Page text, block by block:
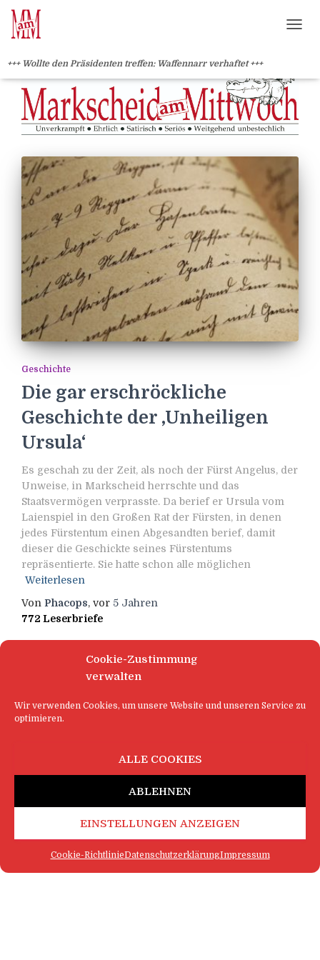
Cookie-Zustimmung
verwalten
Wir verwenden Cookies, um unsere Website und unseren Service zu
optimieren.
ALLE COOKIES
ABLEHNEN
EINSTELLUNGEN ANZEIGEN
Cookie-RichtlinieDatenschutzerklärungImpressum
+++ Wollte den Präsidenten treffen: Waffennarr verhaftet +++
Geschichte
Die gar erschröckliche
Geschichte der ‚Unheiligen
Ursula‘
Es geschah zu der Zeit, als noch der Fürst Angelus, der
Unweise, in Markscheid herrschte und das
Staatsvermögen verprasste. Da berief er Ursula vom
Laienspiel in den Großen Rat der Fürsten, in denen
jedes Fürstentum einen Abgesandten berief, damit
dieser die Geschickte seines Fürstentums
repräsentierte. Sie hatte schon alle möglichen
Weiterlesen
Von Phacops, vor 5 Jahren
772 Leserbriefe